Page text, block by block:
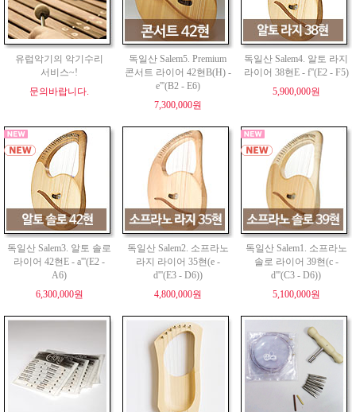
유럽악기의 악기수리
서비스~!
문의바랍니다.
독일산 Salem5. Premium
콘서트 라이어 42현B(H) -
e'''(B2 - E6)
7,300,000원
독일산 Salem4. 알토 라지
라이어 38현E - f''(E2 - F5)
5,900,000원
독일산 Salem3. 알토 솔로
라이어 42현E - a'''(E2 -
A6)
6,300,000원
독일산 Salem2. 소프라노
라지 라이어 35현(e -
d'''(E3 - D6))
4,800,000원
독일산 Salem1. 소프라노
솔로 라이어 39현(c -
d'''(C3 - D6))
5,100,000원